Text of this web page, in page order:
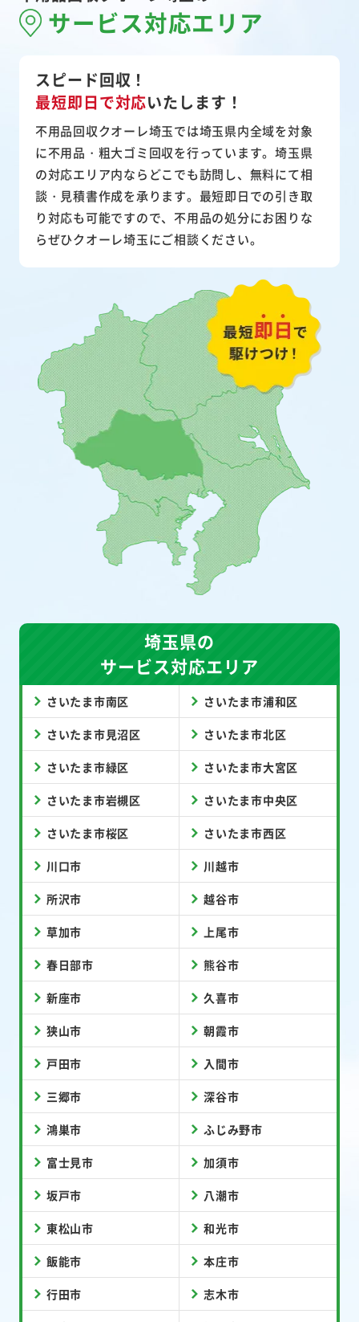
サービス対応エリア
スピード回収！
最短即日で対応いたします！
不用品回収クオーレ埼玉では埼玉県内全域を対象
に不用品・粗大ゴミ回収を行っています。埼玉県
の対応エリア内ならどこでも訪問し、無料にて相
談・見積書作成を承ります。最短即日での引き取
り対応も可能ですので、不用品の処分にお困りな
らぜひクオーレ埼玉にご相談ください。
埼玉県の
サービス対応エリア
さいたま市南区 さいたま市浦和区
さいたま市見沼区 さいたま市北区
さいたま市緑区 さいたま市大宮区
さいたま市岩槻区 さいたま市中央区
さいたま市桜区 さいたま市西区
川口市 川越市
所沢市 越谷市
草加市 上尾市
春日部市 熊谷市
新座市 久喜市
狭山市 朝霞市
戸田市 入間市
三郷市 深谷市
鴻巣市 ふじみ野市
富士見市 加須市
坂戸市 八潮市
東松山市 和光市
飯能市 本庄市
行田市 志木市